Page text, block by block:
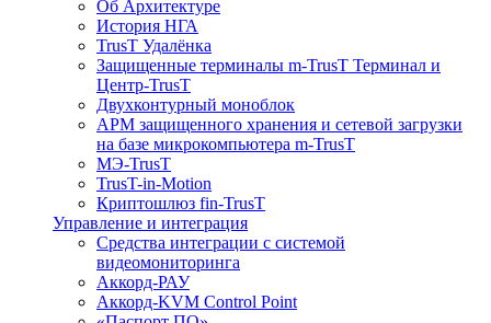
Об Архитектуре
История НГА
TrusT Удалёнка
Защищенные терминалы m-TrusT Терминал и
Центр-TrusT
Двухконтурный моноблок
АРМ защищенного хранения и сетевой загрузки
на базе микрокомпьютера m-TrusT
МЭ-TrusT
TrusT-in-Motion
Криптошлюз fin-TrusT
Управление и интеграция
Средства интеграции с системой
видеомониторинга
Аккорд-РАУ
Аккорд-KVM Control Point